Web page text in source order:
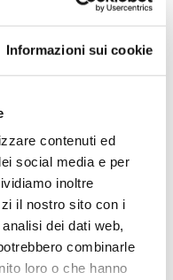
Informazioni sui cookie
contenuti ed
social media e per
inoltre
il nostro sito con i
dei dati web,
combinarle
loro o che hanno
G 3/4 M - G